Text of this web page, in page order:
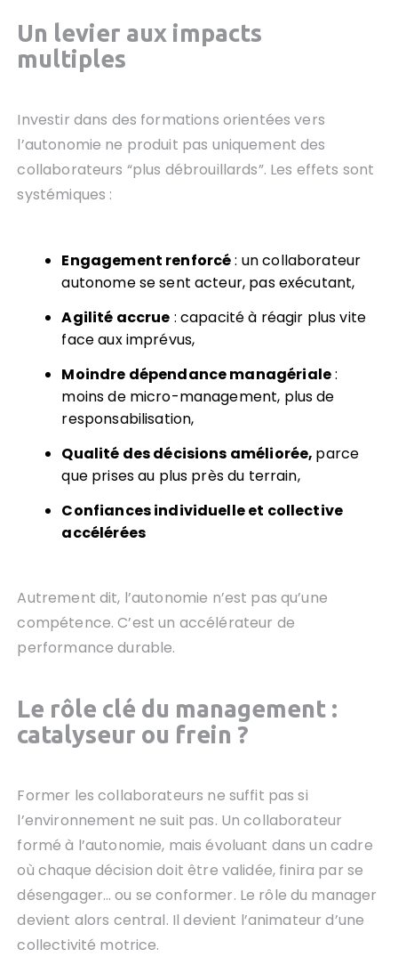
Un levier aux impacts
multiples
Investir dans des formations orientées vers
l’autonomie ne produit pas uniquement des
collaborateurs “plus débrouillards”. Les effets sont
systémiques :
Engagement renforcé: un collaborateur
autonome se sent acteur, pas exécutant,
Agilité accrue : capacité à réagir plus vite
face aux imprévus,
Moindre dépendance managériale:
moins de micro-management, plus de
responsabilisation,
Qualité des décisions améliorée, parce
que prises au plus près du terrain,
Confiances individuelle et collective
accélérées
Autrement dit, l’autonomie n’est pas qu’une
compétence. C’est un accélérateur de
performance durable.
Le rôle clé du management :
catalyseur ou frein ?
Former les collaborateurs ne suffit pas si
l’environnement ne suit pas. Un collaborateur
formé à l’autonomie, mais évoluant dans un cadre
où chaque décision doit être validée, finira par se
désengager… ou se conformer. Le rôle du manager
devient alors central. Il devient l’animateur d’une
collectivité motrice.